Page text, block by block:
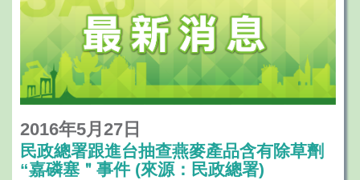
2016年5月27日
民政總署跟進台抽查燕麥產品含有除草劑
“嘉磷塞＂事件 (來源：民政總署)